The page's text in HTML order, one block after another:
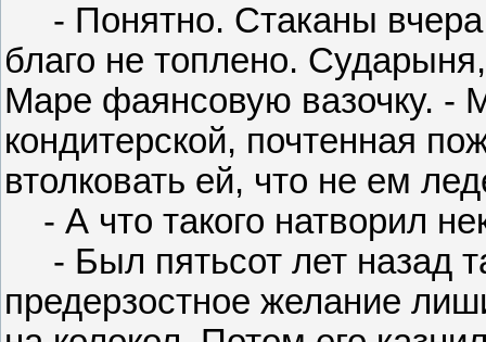
- Понятно. Стаканы вчера
благо не топлено.
Маре фаянсовую вазочку. -
кондитерской, почтенная
втолковать ей, что не ем
- А что такого натворил
- Был пятьсот лет назад
предерзостное желание